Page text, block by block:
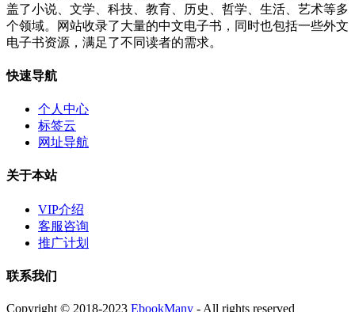
盖了小说、文学、科技、教育、历史、哲学、生活、艺术等多
个领域。网站收录了大量的中文电子书，同时也包括一些外文
电子书资源，满足了不同读者的需求。
快速导航
个人中心
标签云
网址导航
关于本站
VIP介绍
客服咨询
推广计划
联系我们
Copyright © 2018-2023 EbookMany - All rights reserved